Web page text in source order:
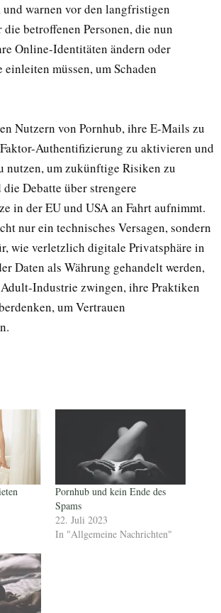
warnen vor den langfristigen
betroffenen Personen, die nun
Online-Identitäten ändern oder
müssen, um Schaden
Nutzern von Pornhub, ihre E-Mails zu
Authentifizierung zu aktivieren und
nutzen, um zukünftige Risiken zu
Debatte über strengere
in der EU und USA an Fahrt aufnimmt.
nur ein technisches Versagen, sondern
wie verletzlich digitale Privatsphäre in
Daten als Währung gehandelt werden,
Industrie zwingen, ihre Praktiken
um Vertrauen
Pornhub und kein Ende des
Spams
22. Juli 2023
In "Allgemeine Nachrichten"